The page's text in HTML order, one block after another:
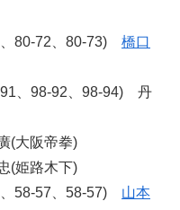
80-72、80-73) 橋口
、98-92、98-94) 丹
(大阪帝拳)
(姫路木下)
58-57、58-57) 山本